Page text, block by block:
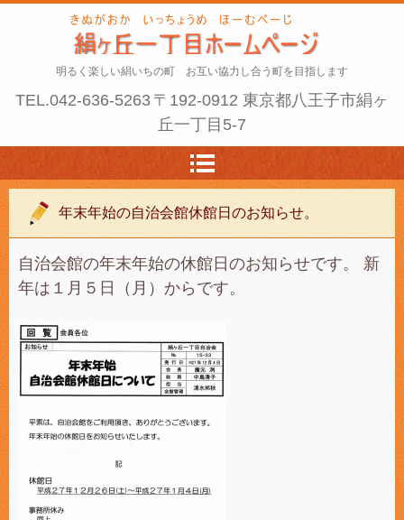
明るく楽しい絹いちの町 お互い協力し合う町を目指します
TEL.042-636-5263 〒192-0912 東京都八王子市絹ヶ
丘一丁目5-7
年末年始の自治会館休館日のお知らせ。
自治会館の年末年始の休館日のお知らせです。 新
年は１月５日（月）からです。